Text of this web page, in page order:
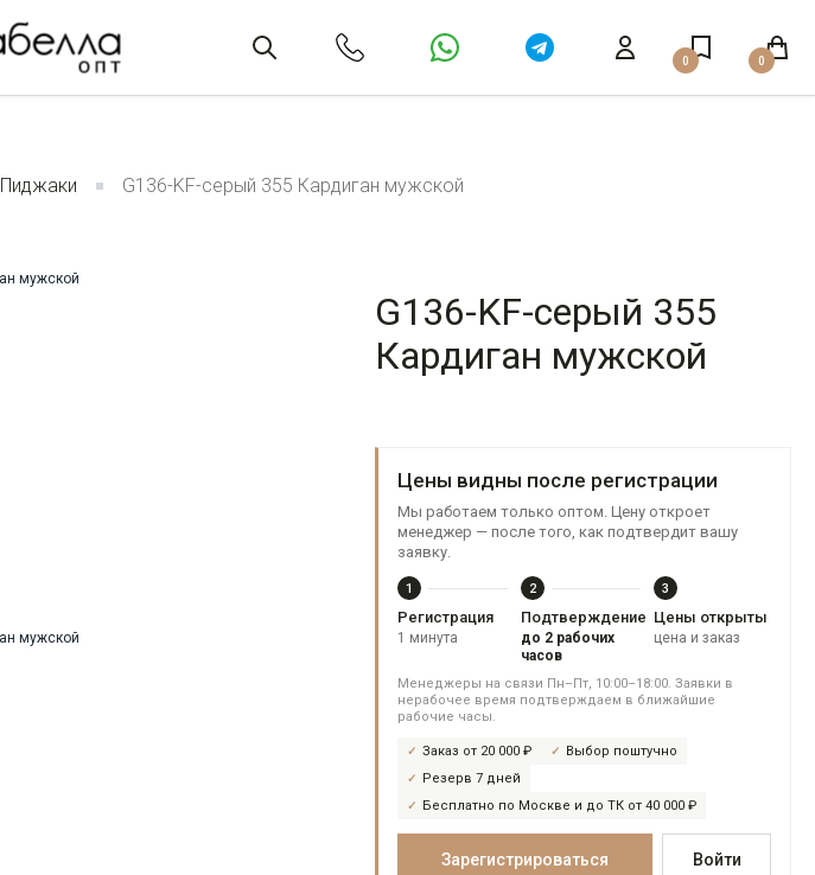
0 0
Пиджаки G136-KF-серый 355 Кардиган мужской
G136-KF-серый 355
Кардиган мужской
Цены видны после регистрации
Мы работаем только оптом. Цену откроет
менеджер — после того, как подтвердит вашу
заявку.
1
Регистрация
1 минута
2
Подтверждение
до 2 рабочих
часов
3
Цены открыты
цена и заказ
Менеджеры на связи Пн–Пт, 10:00–18:00. Заявки в
нерабочее время подтверждаем в ближайшие
рабочие часы.
Заказ от 20 000 ₽
Выбор поштучно
Резерв 7 дней
Бесплатно по Москве и до ТК от 40 000 ₽
Зарегистрироваться Войти